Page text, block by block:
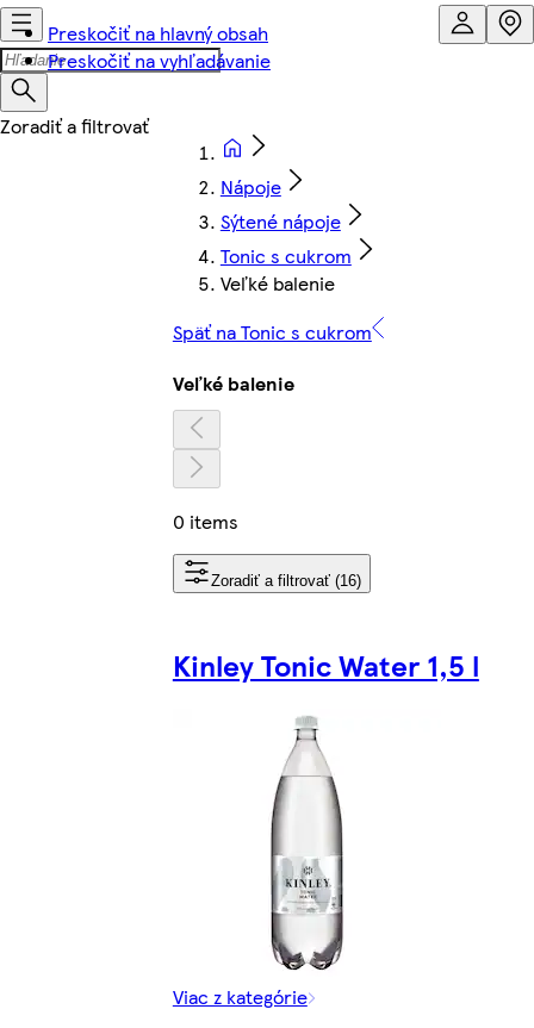
Preskočiť na hlavný obsah
Preskočiť na vyhľadávanie
Nápoje
Sýtené nápoje
Tonic s cukrom
Veľké balenie
Späť na Tonic s cukrom
Veľké balenie
0 items
Zoradiť a filtrovať (16)
Kinley Tonic Water 1,5 l
Viac z kategórie